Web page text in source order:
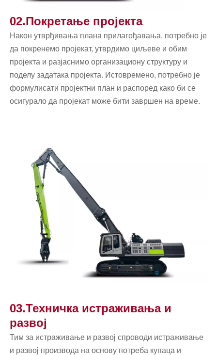
02.Покретање пројекта
Након утврђивања плана прилагођавања, потребно је
да покренемо пројекат, утврдимо циљеве и обим
пројекта и разјаснимо организациону структуру и
поделу задатака пројекта. Истовремено, потребно је
формулисати пројектни план и распоред како би се
осигурало да пројекат може бити завршен на време.
03.Техничка истраживања и
развој
Тим за истраживање и развој спроводи истраживање
и развој производа на основу потреба купаца и